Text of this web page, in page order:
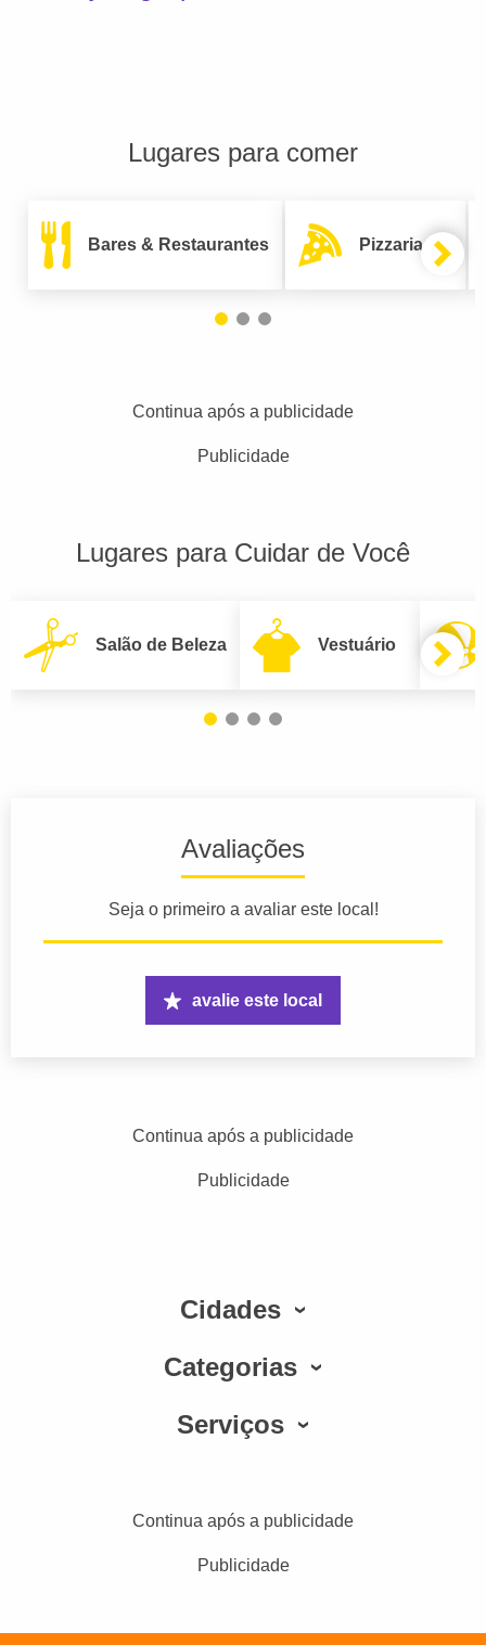
Lugares para comer
Bares & Restaurantes Pizzarias
Continua após a publicidade
Publicidade
Lugares para Cuidar de Você
Salão de Beleza Vestuário
Avaliações
Seja o primeiro a avaliar este local!
avalie este local
Continua após a publicidade
Publicidade
Cidades
Categorias
Serviços
Continua após a publicidade
Publicidade